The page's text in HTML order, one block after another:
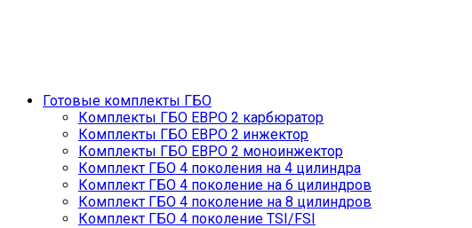
Готовые комплекты ГБО
Комплекты ГБО ЕВРО 2 карбюратор
Комплекты ГБО ЕВРО 2 инжектор
Комплекты ГБО ЕВРО 2 моноинжектор
Комплект ГБО 4 поколения на 4 цилиндра
Комплект ГБО 4 поколение на 6 цилиндров
Комплект ГБО 4 поколение на 8 цилиндров
Комплект ГБО 4 поколение TSI/FSI